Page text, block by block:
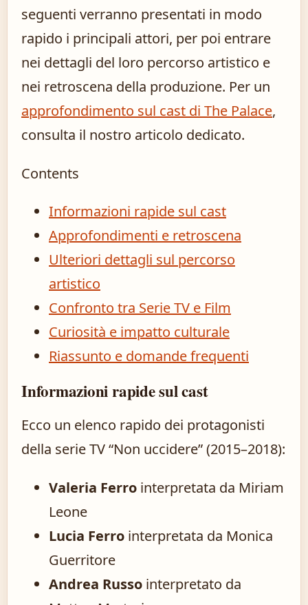
seguenti verranno presentati in modo
rapido i principali attori, per poi entrare
nei dettagli del loro percorso artistico e
nei retroscena della produzione. Per un
approfondimento sul cast di The Palace,
consulta il nostro articolo dedicato.
Contents
Informazioni rapide sul cast
Approfondimenti e retroscena
Ulteriori dettagli sul percorso
artistico
Confronto tra Serie TV e Film
Curiosità e impatto culturale
Riassunto e domande frequenti
Informazioni rapide sul cast
Ecco un elenco rapido dei protagonisti
della serie TV “Non uccidere” (2015–2018):
Valeria Ferro interpretata da Miriam
Leone
Lucia Ferro interpretata da Monica
Guerritore
Andrea Russo interpretato da